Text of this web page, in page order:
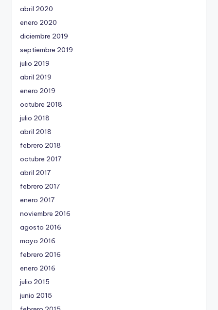
abril 2020
enero 2020
diciembre 2019
septiembre 2019
julio 2019
abril 2019
enero 2019
octubre 2018
julio 2018
abril 2018
febrero 2018
octubre 2017
abril 2017
febrero 2017
enero 2017
noviembre 2016
agosto 2016
mayo 2016
febrero 2016
enero 2016
julio 2015
junio 2015